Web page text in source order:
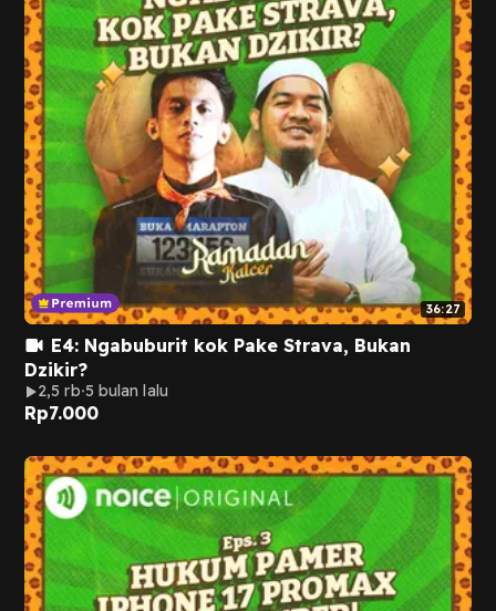
36:27
E4: Ngabuburit kok Pake Strava, Bukan
Dzikir?
2,5 rb 5 bulan lalu
Rp7.000